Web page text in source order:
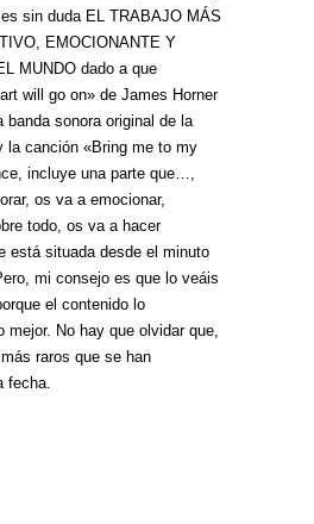
sin duda EL TRABAJO MÁS
EMOCIONANTE Y
MUNDO dado a que
will go on» de James Horner
banda sonora original de la
la canción «Bring me to my
incluye una parte que…,
os va a emocionar,
todo, os va a hacer
está situada desde el minuto
mi consejo es que lo veáis
el contenido lo
mejor. No hay que olvidar que,
raros que se han
fecha.